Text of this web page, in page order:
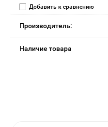
Добавить к сравнению
Производитель:
Наличие товара